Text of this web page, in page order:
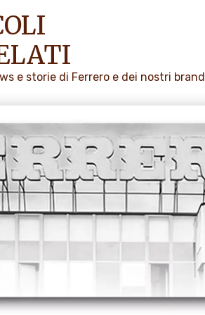
e storie di Ferrero e dei nostri brand